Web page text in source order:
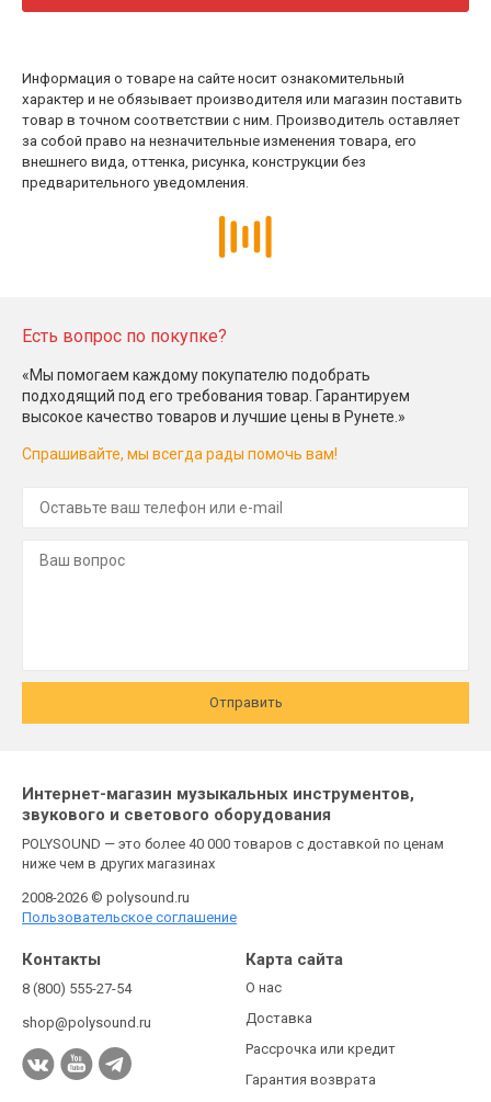
Информация о товаре на сайте носит ознакомительный
характер и не обязывает производителя или магазин поставить
товар в точном соответствии с ним. Производитель оставляет
за собой право на незначительные изменения товара, его
внешнего вида, оттенка, рисунка, конструкции без
предварительного уведомления.
Есть вопрос по покупке?
«Мы помогаем каждому покупателю подобрать
подходящий под его требования товар. Гарантируем
высокое качество товаров и лучшие цены в Рунете.»
Спрашивайте, мы всегда рады помочь вам!
Отправить
Интернет-магазин музыкальных инструментов,
звукового и светового оборудования
POLYSOUND — это более 40 000 товаров с доставкой по ценам
ниже чем в других магазинах
2008-2026 © polysound.ru
Пользовательское соглашение
Контакты
8 (800) 555-27-54
shop@polysound.ru
Карта сайта
О нас
Доставка
Рассрочка или кредит
Гарантия возврата